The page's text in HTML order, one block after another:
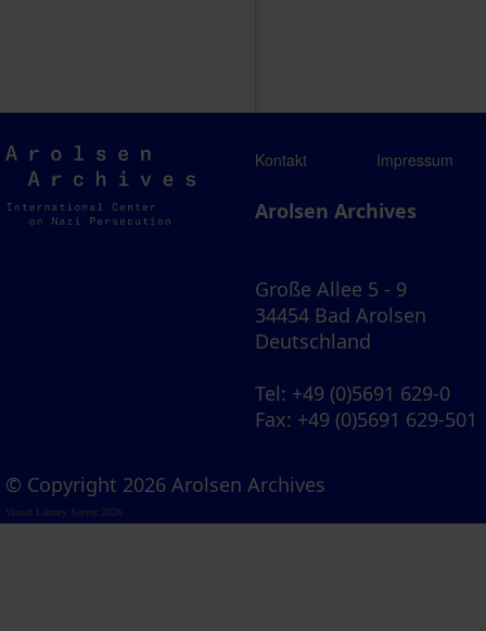
Arolsen
Archives
Kontakt Impressum
Arolsen Archives
Große Allee 5 - 9
34454 Bad Arolsen
Deutschland
Tel: +49 (0)5691 629-0
Fax: +49 (0)5691 629-501
© Copyright 2026 Arolsen Archives
Visual Library Server 2026